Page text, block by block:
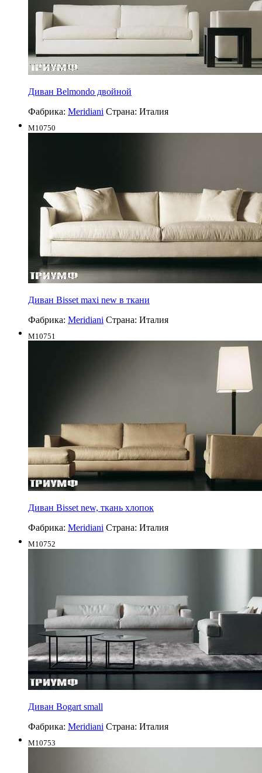
Диван Belmondo двойной
Фабрика: Meridiani Страна: Италия
M10750
Диван Bisset maxi new в ткани
Фабрика: Meridiani Страна: Италия
M10751
Диван Bisset new, ткань хлопок
Фабрика: Meridiani Страна: Италия
M10752
Диван Bogart small
Фабрика: Meridiani Страна: Италия
M10753